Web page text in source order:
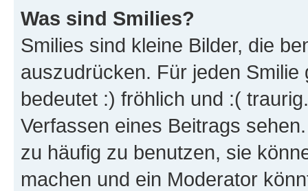
Was sind Smilies?
Smilies sind kleine Bilder, die
auszudrücken. Für jeden
bedeutet :) fröhlich und :(
Verfassen eines Beitrags
zu häufig zu benutzen, sie
machen und ein Moderator